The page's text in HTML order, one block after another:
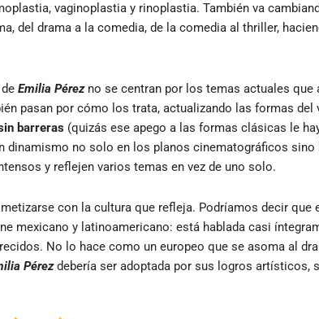
vaginoplastia y rinoplastia. También va
del drama a la comedia, de la comedia al thriller,
Emilia Pérezno se centran por los temas actuales que
pasan por cómo los trata, actualizando las formas
barreras (quizás ese apego a las formas clásicas le
dinamismo no solo en los planos cinematográficos
y reflejen varios temas en vez de uno solo.
con la cultura que refleja. Podríamos decir
mexicano y latinoamericano: está hablada casi
No lo hace como un europeo que se asoma al
Pérezdebería ser adoptada por sus logros artísticos,